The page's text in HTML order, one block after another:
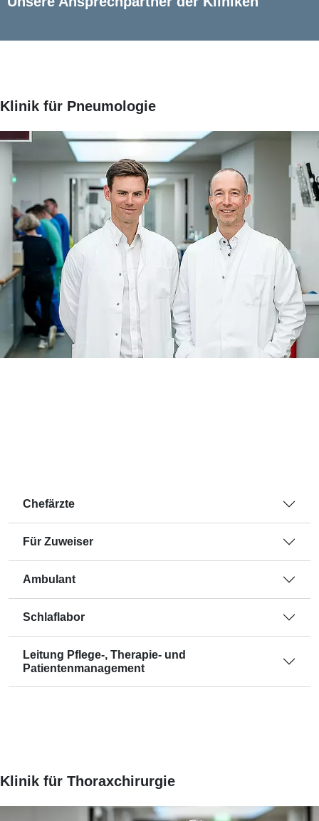
Klinik für Pneumologie
Chefärzte
Für Zuweiser
Ambulant
Schlaflabor
Leitung Pflege-, Therapie- und
Patientenmanagement
Klinik für Thoraxchirurgie